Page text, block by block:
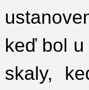
keď bol
skaly,